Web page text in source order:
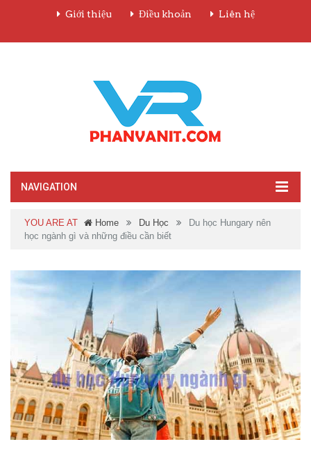
Giới thiệu Điều khoản Liên hệ
NAVIGATION
YOU ARE AT Home Du Học
Du học Hungary nên
học ngành gì và những điều cần biết